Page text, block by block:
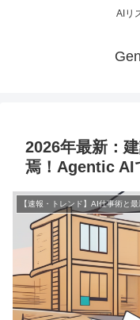
AIリ
2026年最新：
焉！Agentic AI
【速報・トレンド】AI仕事術と